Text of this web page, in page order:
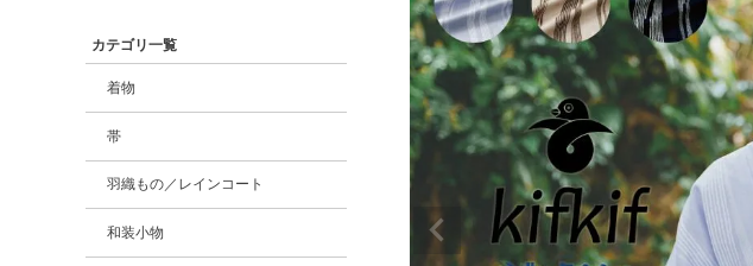
カテゴリ一覧
着物
帯
羽織もの／レインコート
和装小物